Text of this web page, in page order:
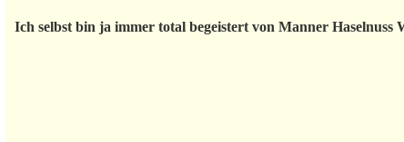
Ich selbst bin ja immer total begeistert von Manner